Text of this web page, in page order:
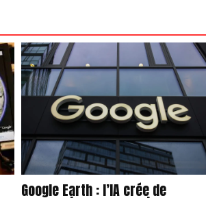
Google Earth : l’IA crée de